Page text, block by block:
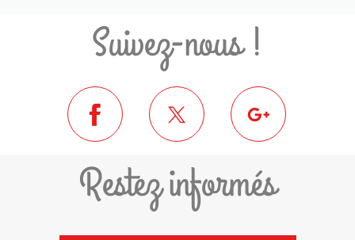
Suivez-nous !
Restez informés